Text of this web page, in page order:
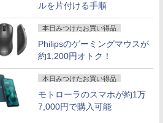
ルを片付ける手順
本日みつけたお買い得品
Philipsのゲーミングマウスが
約1,200円オトク！
本日みつけたお買い得品
モトローラのスマホが約1万
7,000円で購入可能